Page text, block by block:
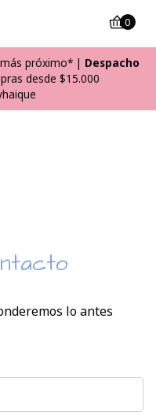
próximo*| Despacho
desde $15.000
0
lo antes